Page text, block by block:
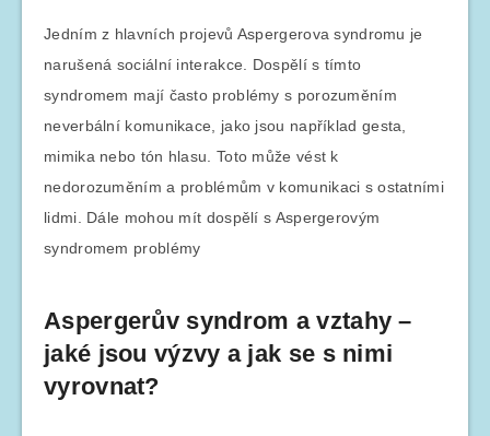
Jedním z hlavních projevů Aspergerova syndromu je
narušená sociální interakce. Dospělí s tímto
syndromem mají často problémy s porozuměním
neverbální komunikace, jako jsou například gesta,
mimika nebo tón hlasu. Toto může vést k
nedorozuměním a problémům v komunikaci s ostatními
lidmi. Dále mohou mít dospělí s Aspergerovým
syndromem problémy
Aspergerův syndrom a vztahy –
jaké jsou výzvy a jak se s nimi
vyrovnat?